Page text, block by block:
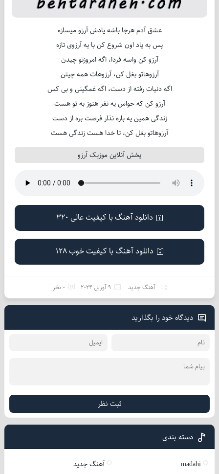
عشق آدم هرجا باشه یادش آرزو میسازه
پس به یاد اون شروع کن با یه آرزوی تازه
آرزو کن واسه فردا، اگه امروزتو چیدن
آرزوهاتو بغل کن، آرزوهات همه چیتن
اگه دنیات رفته از دست، اگه غمگینی و بی کس
آرزو کن که حواس یه نفر هنوز به تو هست
زندگی همین یه باره نذار فرصت بره از دست
آرزوهاتو بغل کن، تا خدا هست زندگی هست
پخش آنلاین موزیک آرزو
دانلود آهنگ با کیفیت عالی 320
دانلود آهنگ با کیفیت خوب 128
آهنگ جدید 9 آوریل 2024 0 نظر
دیدگاه خود را بگذارید
ثبت نظر
دسته بندی
madahi آهنگ جدید